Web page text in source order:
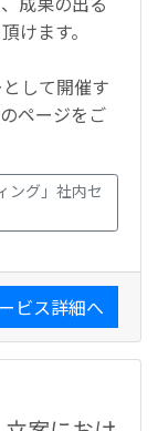
けます。
して開催す
ページをご
ング」社内セ
ビス詳細へ